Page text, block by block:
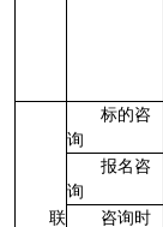
联
标的咨
询
报名咨
询
咨询时